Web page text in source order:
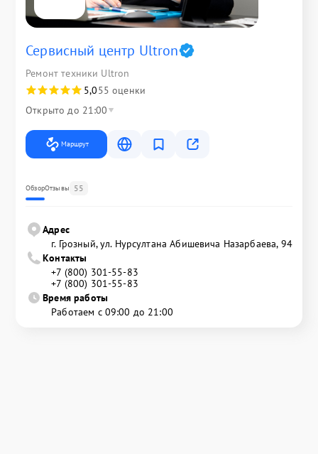
Сервисный центр Ultron
Ремонт техники Ultron
5,055 оценки
Открыто до 21:00
Маршрут
ОбзорОтзывы 55
Адрес
г. Грозный, ул. Нурсултана Абишевича Назарбаева, 94
Контакты
+7 (800) 301-55-83
+7 (800) 301-55-83
Время работы
Работаем с 09:00 до 21:00